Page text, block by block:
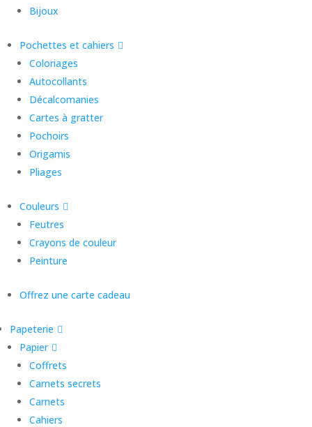
Bijoux
Pochettes et cahiers
Coloriages
Autocollants
Décalcomanies
Cartes à gratter
Pochoirs
Origamis
Pliages
Couleurs
Feutres
Crayons de couleur
Peinture
Offrez une carte cadeau
Papeterie
Papier
Coffrets
Carnets secrets
Carnets
Cahiers